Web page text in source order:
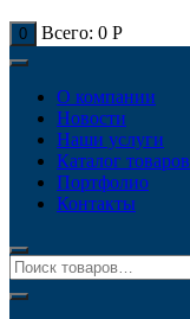
0 Всего: 0 Р
О компании
Новости
Наши услуги
Каталог товаров
Портфолио
Контакты